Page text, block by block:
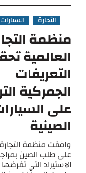
التجارة السيارات
منظمة
العالمية
التعريفات
الجمركية
على
الصينية
وافقت منظمة التجارة
على طلب الصين
الاستيراد التي